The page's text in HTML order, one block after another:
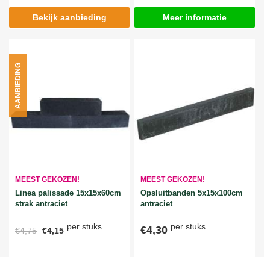
Bekijk aanbieding Meer informatie
MEEST GEKOZEN!
Linea palissade 15x15x60cm
strak antraciet
€4,75 €4,15 per stuks
AANBIEDING
MEEST GEKOZEN!
Opsluitbanden 5x15x100cm
antraciet
€4,30 per stuks